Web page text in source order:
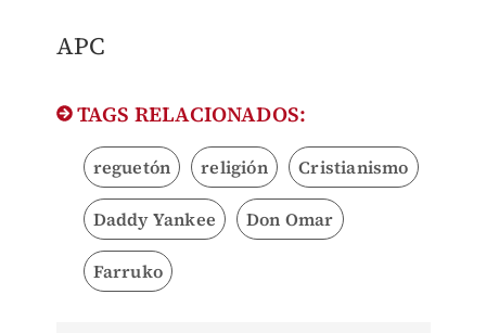
APC
TAGS RELACIONADOS:
reguetón religión Cristianismo
Daddy Yankee Don Omar
Farruko